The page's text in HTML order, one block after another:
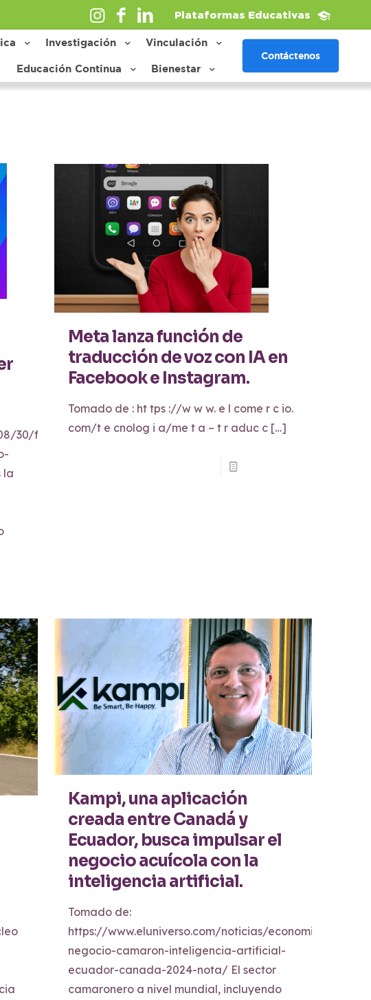
Plataformas Educativas
Investigación Vinculación
Educación Continua Bienestar
Contáctenos
30/flyoobe-
la
Meta lanza función de
traducción de voz con IA en
Facebook e Instagram.
Tomado de : ht tps ://w w w. e l come r c io.
com/t e cnolog i a/me t a – t r aduc c […]
Kampi, una aplicación
creada entre Canadá y
Ecuador, busca impulsar el
negocio acuícola con la
inteligencia artificial.
Tomado de:
https://www.eluniverso.com/noticias/economia/
negocio-camaron-inteligencia-artificial-
ecuador-canada-2024-nota/ El sector
camaronero a nivel mundial, incluyendo